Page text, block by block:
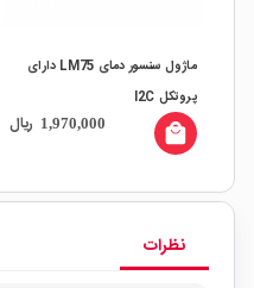
ماژول سنسور دمای LM75 دارای
پروتکل I2C
1,970,000 ریال local_mall
نظرات